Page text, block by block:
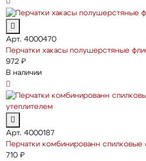
Арт. 4000470
Перчатки хакасы полушерстяные
972 ₽
В наличии
Арт. 4000187
Перчатки комбинированн
710 ₽